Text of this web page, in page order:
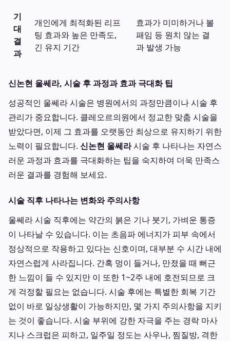
기
대
결
과
개인에게 최적화된 리프
팅 효과와 높은 만족도,
긴 유지 기간
효과가 미미하거나 볼
패임 등 원치 않는 결
과 발생 가능
신논현 울쎄라, 시술 후 과정과 효과 극대화 팁
성공적인 울쎄라 시술은 병원에서의 과정만큼이나 시술 후
관리가 중요합니다. 클레오르의원에서 정교한 맞춤 시술을
받았다면, 이제 그 효과를 오랫동안 최상으로 유지하기 위한
노력이 필요합니다. 신논현 울쎄라시술 후 나타나는 자연스
러운 과정과 효과를 극대화하는 팁을 숙지하여 더욱 만족스
러운 결과를 경험해 보세요.
시술 직후 나타나는 변화와 주의사항
울쎄라 시술 직후에는 약간의 붉은 기나 붓기, 가벼운 통증
이 나타날 수 있습니다. 이는 초음파 에너지가 피부 속에서
정상적으로 작용하고 있다는 신호이며, 대부분 수 시간 내에
자연스럽게 사라집니다. 간혹 멍이 들거나, 만졌을 때 뻐근
한 느낌이 들 수 있지만 이 또한 1~2주 내에 호전되므로 크
게 걱정할 필요는 없습니다. 시술 후에는 특별한 회복 기간
없이 바로 일상생활이 가능하지만, 몇 가지 주의사항을 지키
는 것이 좋습니다. 시술 부위에 강한 자극을 주는 경락 마사
지나 스크럽은 피하고, 일주일 정도는 사우나, 찜질방, 격한